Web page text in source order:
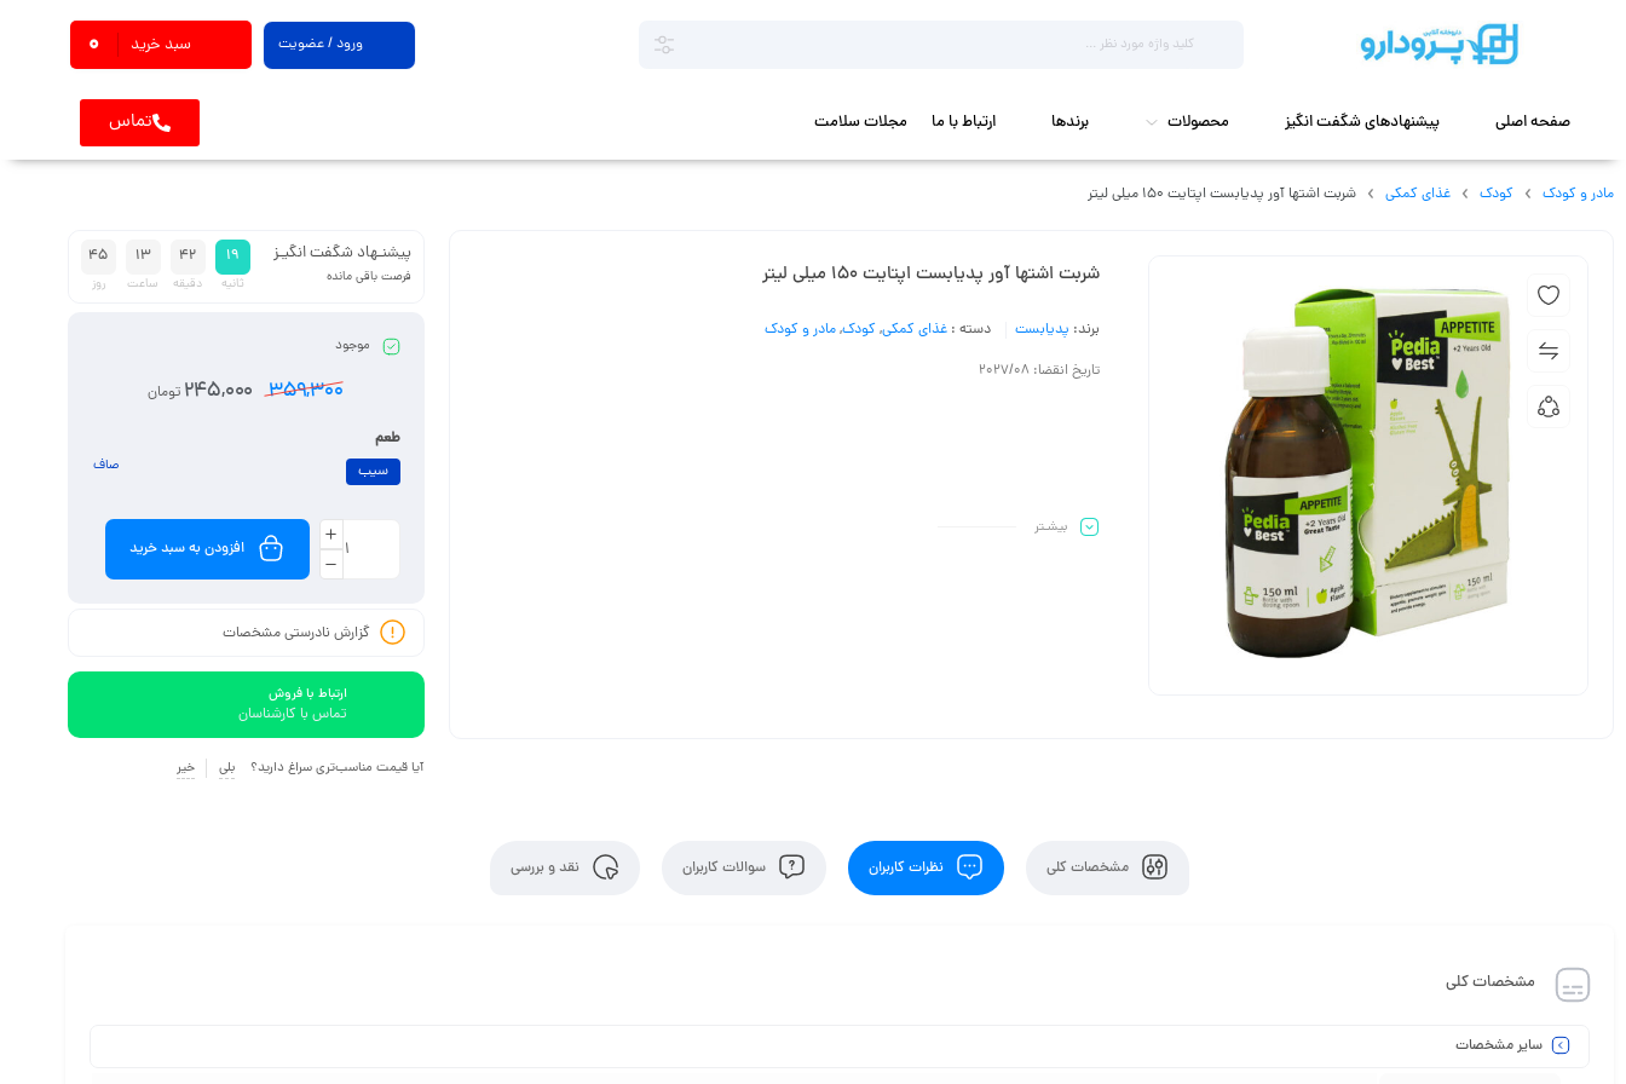
ورود / عضویت سبد خرید 0
صفحه اصلی پیشنهادهای شگفت انگیز محصولات برندها ارتباط با ما مجلات سلامت تماس
مادر و کودک کودک غذای کمکی شربت اشتها آور پدیابست اپتایت 150 میلی لیتر
شربت اشتها آور پدیابست اپتایت 150 میلی لیتر
برند: پدیابست دسته : غذای کمکی,کودک,مادر و کودک
تاریخ انقضا: 2027/08
بیشـتر
پیشنـهاد شگفت انگیـز
فرصت باقی مانده
45
روز
13
ساعت
42
دقیقه
18
ثانیه
موجود
359,300
245,000 تومان
طعم
سیب
صاف
افزودن به سبد خرید
گزارش نادرستی مشخصات
ارتباط با فروش
تماس با کارشناسان
آیا قیمت مناسب‌تری سراغ دارید؟ بلی خیر
مشخصات کلی نظرات کاربران سوالات کاربران نقد و بررسی
مشخصات کلی
سایر مشخصات